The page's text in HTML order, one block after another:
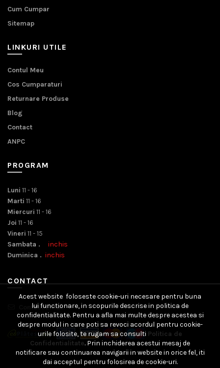
Cum Cumpar
Sitemap
LINKURI UTILE
Contul Meu
Cos Cumparaturi
Returnare Produse
Blog
Contact
ANPC
PROGRAM
Luni 11 - 16
Marti 11 - 16
Miercuri 11 - 16
Joi 11 - 16
Vineri 11 - 15
Sambata . inchis
Duminica . inchis
CONTACT
Contact Email
Acest website foloseste cookie-uri necesare pentru buna
lui functionare, in scopurile descrise in politica de
confidentialitate. Pentru a afla mai multe despre acestea si
despre modul in care poti sa revoci acordul pentru cookie-
urile folosite, te rugam sa consulti Politica de
Confidentialitate. Prin inchiderea acestui mesaj de
notificare sau continuarea navigarii in website in orice fel, iti
dai acceptul pentru folosirea de cookie-uri.